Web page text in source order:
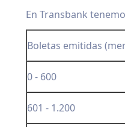
En Transbank
Boletas emitidas
0 - 600
601 - 1.200